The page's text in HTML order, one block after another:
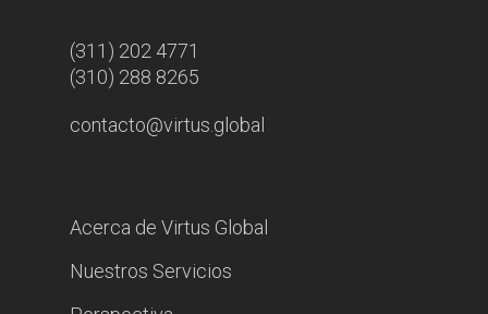
(311) 202 4771
(310) 288 8265
contacto@virtus.global
Acerca de Virtus Global
Nuestros Servicios